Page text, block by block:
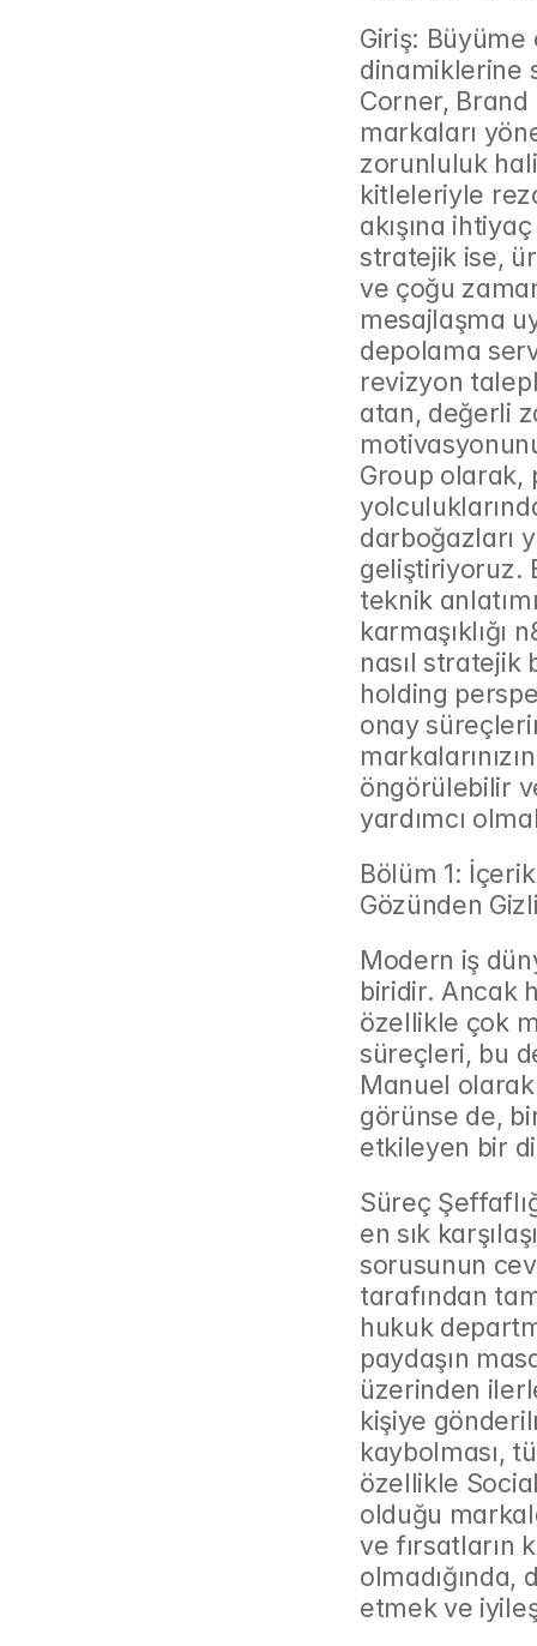
Giriş: Büyüme
dinamiklerine
Corner,
markaları
zorunluluk
kitleleriyle
akışına
stratejik ise,
ve çoğu
mesajlaşma
depolama
revizyon
atan, değerli
Group olarak,
darboğazları
geliştiriyoruz.
teknik
karmaşıklığı
nasıl stratejik
holding
onay
öngörülebilir
yardımcı
Bölüm 1:
Gözünden
Modern iş
biridir. Ancak
özellikle çok
süreçleri, bu
Manuel
görünse de,
etkileyen bir
Süreç
en sık
sorusunun
tarafından
hukuk
paydaşın
üzerinden
kişiye
kaybolması,
özellikle
olduğu
ve fırsatların
etmek ve